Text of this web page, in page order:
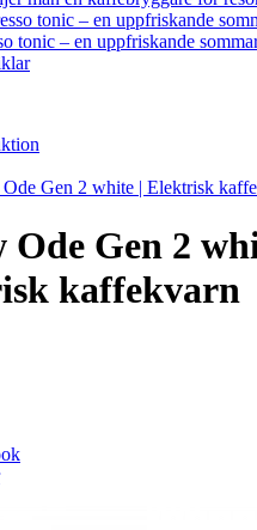
tonic – en uppfriskande
Gen 2 white | Elektrisk
Ode Gen 2
kaffekvarn